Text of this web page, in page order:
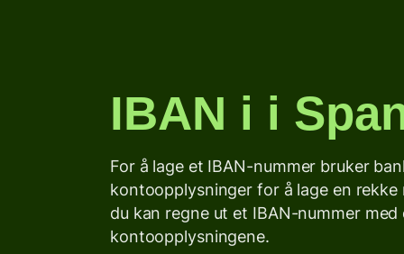
IBAN i i
For å lage et IBAN-nummer bruker
kontoopplysninger for å lage en
du kan regne ut et IBAN-nummer med
kontoopplysningene.